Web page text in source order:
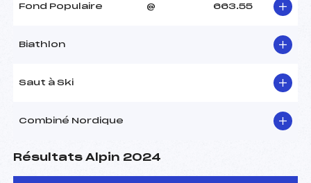
Fond Populaire @ 663.55
Biathlon
Saut à Ski
Combiné Nordique
Résultats Alpin 2024